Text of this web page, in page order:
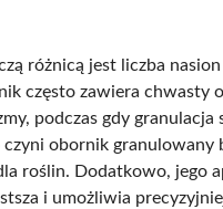
różnicą jest liczba
często zawiera chwasty
podczas gdy granulacja
obornik granulowany
roślin. Dodatkowo, jego
i umożliwia